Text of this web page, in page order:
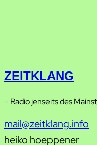
ZEITKLANG
– Radio jenseits des
mail@zeitklang.info
heiko hoeppener